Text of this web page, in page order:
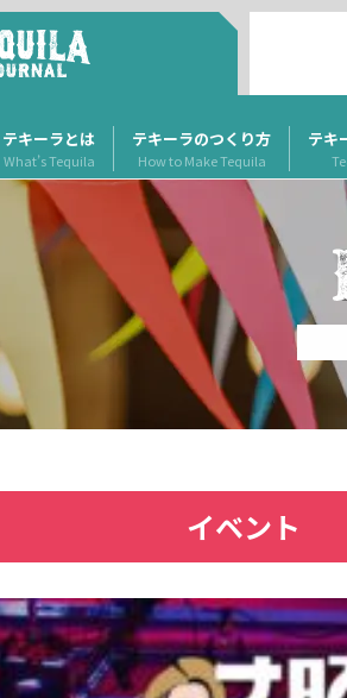
テキーラとは
What’s Tequila
テキーラのつくり方
How to Make Tequila
テキ
イベント